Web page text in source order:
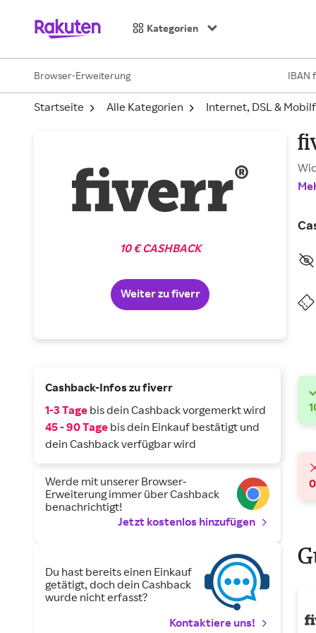
Kategorien
Browser-Erweiterung IBAN
Startseite Alle Kategorien Internet, DSL &
10 € CASHBACK
Weiter zu fiverr
Cashback-Infos zu fiverr
1-3 Tage bis dein Cashback vorgemerkt wird
45 - 90 Tage bis dein Einkauf bestätigt und
dein Cashback verfügbar wird
Werde mit unserer Browser-
Erweiterung immer über Cashback
benachrichtigt!
Jetzt kostenlos hinzufügen
Du hast bereits einen Einkauf
getätigt, doch dein Cashback
wurde nicht erfasst?
Kontaktiere uns!